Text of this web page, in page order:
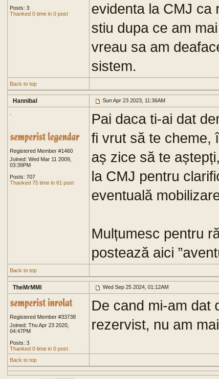
Posts: 3
Thanked 0 time in 0 post
evidenta la CMJ ca
stiu dupa ce am
vreau sa am
sistem.
Back to top
Hannibal Sun Apr 23 2023, 11:36AM
.
Registered Member #1460
Joined: Wed Mar 11 2009,
03:39PM
Posts: 707
Thanked 75 time in 61 post
Pai daca ti-ai dat
fi vrut să te cheme,
aș zice să te
la CMJ pentru
eventuală
Mulțumesc pentru
postează aici
Back to top
TheMrMMI Wed Sep 25 2024, 01:12AM
Registered Member #33738
Joined: Thu Apr 23 2020,
04:47PM
Posts: 3
Thanked 0 time in 0 post
De cand mi-am dat
rezervist, nu am
Back to top